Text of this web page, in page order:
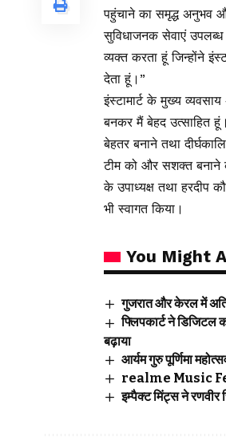
पहुंचाने का समृद्ध अनुभव
सुविधाजनक सेवाएं उपलब्ध
व्यक्त करता हूं जिन्होंने
देता हूं।”
इंस्टामार्ट के मुख्य
बनकर मैं बेहद उत्साहित
बेहतर बनाने तथा
टीम को और सशक्त बनाने
के उपाध्यक्ष तथा हरदीप
भी स्वागत किया।
You Might
गुजरात और केरल में
फ्लिपकार्ट ने डिजिटल
बढ़ाया
आर्यम गुरु पूर्णिमा
realme Music Fest
इम्पैक्ट मिंट्स ने रणवीर